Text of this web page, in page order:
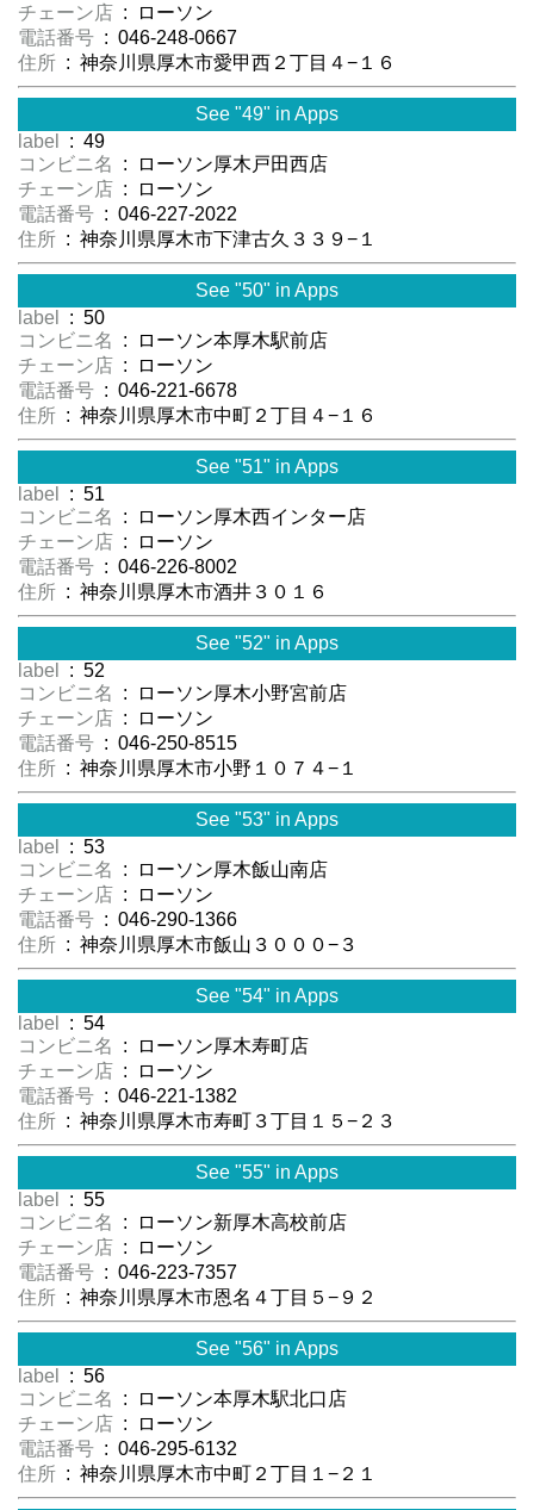
チェーン店 : ローソン
電話番号 : 046-248-0667
住所 : 神奈川県厚木市愛甲西２丁目４−１６
See "49" in Apps
label
: 49
コンビニ名
: ローソン厚木戸田西店
チェーン店 : ローソン
電話番号 : 046-227-2022
住所 : 神奈川県厚木市下津古久３３９−１
See "50" in Apps
label
: 50
コンビニ名
: ローソン本厚木駅前店
チェーン店 : ローソン
電話番号 : 046-221-6678
住所 : 神奈川県厚木市中町２丁目４−１６
See "51" in Apps
label
: 51
コンビニ名
: ローソン厚木西インター店
チェーン店 : ローソン
電話番号 : 046-226-8002
住所 : 神奈川県厚木市酒井３０１６
See "52" in Apps
label
: 52
コンビニ名
: ローソン厚木小野宮前店
チェーン店 : ローソン
電話番号 : 046-250-8515
住所 : 神奈川県厚木市小野１０７４−１
See "53" in Apps
label
: 53
コンビニ名
: ローソン厚木飯山南店
チェーン店 : ローソン
電話番号 : 046-290-1366
住所 : 神奈川県厚木市飯山３０００−３
See "54" in Apps
label
: 54
コンビニ名
: ローソン厚木寿町店
チェーン店 : ローソン
電話番号 : 046-221-1382
住所 : 神奈川県厚木市寿町３丁目１５−２３
See "55" in Apps
label
: 55
コンビニ名
: ローソン新厚木高校前店
チェーン店 : ローソン
電話番号 : 046-223-7357
住所 : 神奈川県厚木市恩名４丁目５−９２
See "56" in Apps
label
: 56
コンビニ名
: ローソン本厚木駅北口店
チェーン店 : ローソン
電話番号 : 046-295-6132
住所 : 神奈川県厚木市中町２丁目１−２１